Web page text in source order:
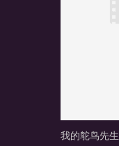
我的鸵鸟先生